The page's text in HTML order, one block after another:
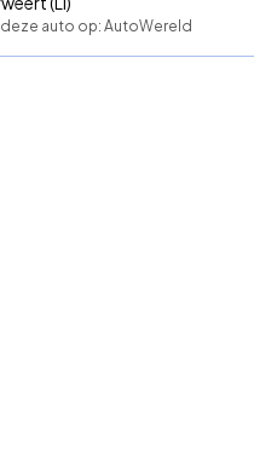
auto op: AutoWereld